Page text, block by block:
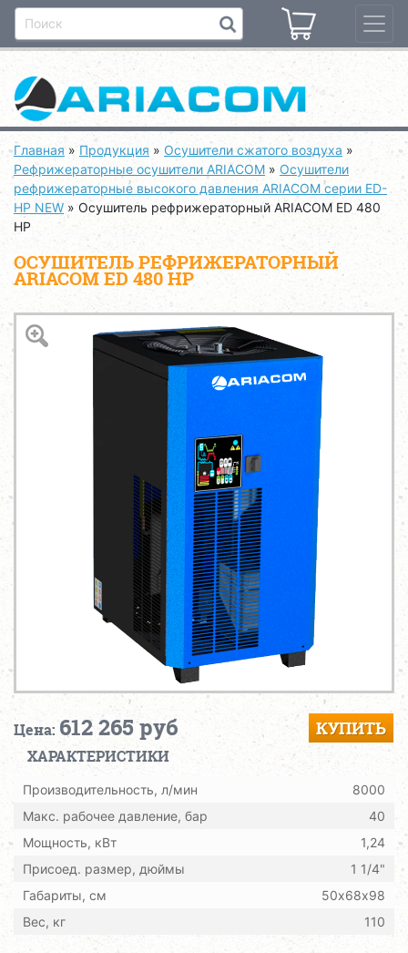
Главная » Продукция » Осушители сжатого воздуха »
Рефрижераторные осушители ARIACOM » Осушители
рефрижераторные высокого давления ARIACOM серии ED-
HP NEW »Осушитель рефрижераторный ARIACOM ED 480
HP
ОСУШИТЕЛЬ РЕФРИЖЕРАТОРНЫЙ
ARIACOM ED 480 HP
Цена: 612 265 руб КУПИТЬ
ХАРАКТЕРИСТИКИ
Производительность, л/мин
8000
Макс. рабочее давление, бар
40
Мощность, кВт
1,24
Присоед. размер, дюймы
1 1/4"
Габариты, см
50х68х98
Вес, кг
110